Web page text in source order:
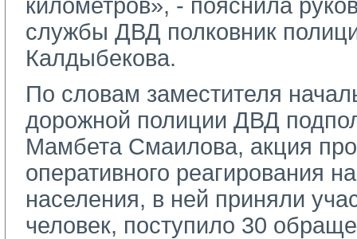
километров», - пояснила
службы ДВД полковник
Калдыбекова.
По словам заместителя
дорожной полиции ДВД
Мамбета Смаилова, акция
оперативного реагирования
населения, в ней приняли
человек, поступило 30